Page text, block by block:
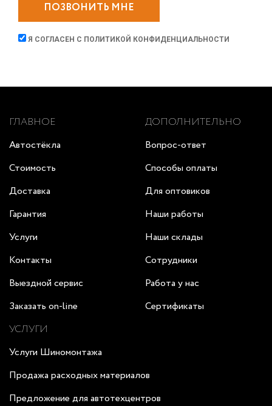
ПОЗВОНИТЬ МНЕ
Я СОГЛАСЕН С ПОЛИТИКОЙ КОНФИДЕНЦИАЛЬНОСТИ
ГЛАВНОЕ
Автостёкла
Стоимость
Доставка
Гарантия
Услуги
Контакты
Выездной сервис
Заказать on-line
ДОПОЛНИТЕЛЬНО
Вопрос-ответ
Способы оплаты
Для оптовиков
Наши работы
Наши склады
Сотрудники
Работа у нас
Сертификаты
УСЛУГИ
Услуги Шиномонтажа
Продажа расходных материалов
Предложение для автотехцентров